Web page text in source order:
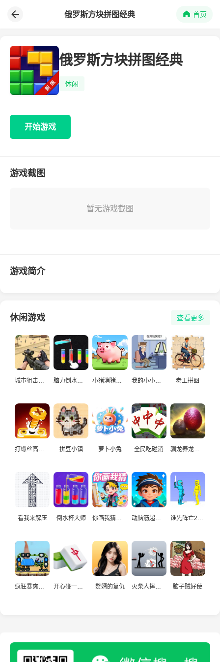
俄罗斯方块拼图经典 首页
俄罗斯方块拼图经典
休闲
开始游戏
游戏截图
暂无游戏截图
游戏简介
休闲游戏 查看更多
城市狙击手游戏 脑力倒水挑战 小猪消猪猪游戏 我的小小人生 老王拼图
打螺丝高手益智游戏 拼豆小镇 萝卜小兔 全民吃碰消 驯龙养龙孵化高手
看我来解压 倒水杯大师
赘婿的复仇 火柴人摔炮仗 脑子贼好使